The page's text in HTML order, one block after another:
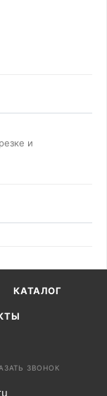
и
КАТАЛОГ
ЗВОНОК